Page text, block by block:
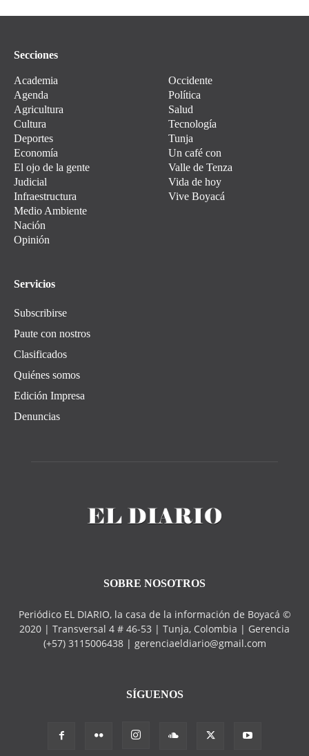
Secciones
Academia
Agenda
Agricultura
Cultura
Deportes
Economía
El ojo de la gente
Judicial
Infraestructura
Medio Ambiente
Nación
Opinión
Occidente
Política
Salud
Tecnología
Tunja
Un café con
Valle de Tenza
Vida de hoy
Vive Boyacá
Servicios
Subscribirse
Paute con nostros
Clasificados
Quiénes somos
Edición Impresa
Denuncias
SOBRE NOSOTROS
Periódico EL DIARIO, la casa de la información de Boyacá ©
2020 | Transversal 4 # 46-53 | Tunja, Colombia | Gerencia
(+57) 3115006438 | gerenciaeldiario@gmail.com
SÍGUENOS